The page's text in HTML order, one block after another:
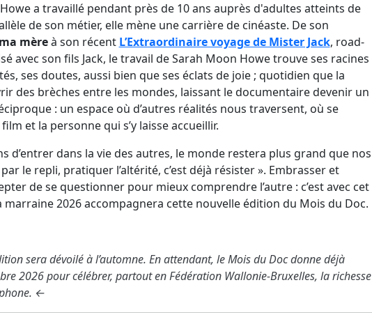
a travaillé pendant près de 10 ans auprès d'adultes atteints de
de son métier, elle mène une carrière de cinéaste. De son
mèreà son récent L’Extraordinaire voyage de Mister Jack, road-
avec son fils Jack, le travail de Sarah Moon Howe trouve ses racines
ses doutes, aussi bien que ses éclats de joie ; quotidien que la
des brèches entre les mondes, laissant le documentaire devenir un
: un espace où d’autres réalités nous traversent, où se
et la personne qui s’y laisse accueillir.
d’entrer dans la vie des autres, le monde restera plus grand que nos
le repli, pratiquer l’altérité, c’est déjà résister ». Embrasser et
de se questionner pour mieux comprendre l’autre : c’est avec cet
2026 accompagnera cette nouvelle édition du Mois du Doc.
sera dévoilé à l’automne. En attendant, le Mois du Doc donne déjà
2026 pour célébrer, partout en Fédération Wallonie-Bruxelles, la richesse
←